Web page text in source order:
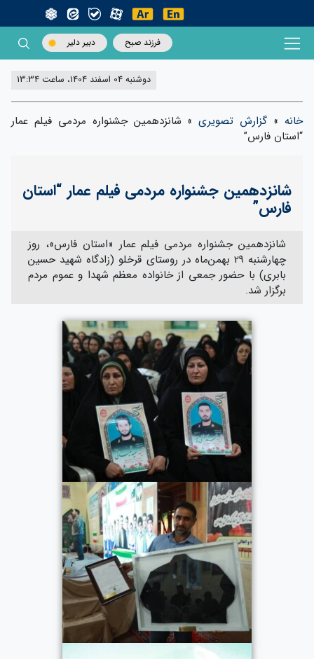
فرزند صبح دبیر دلیر
دوشنبه 04 اسفند 1404، ساعت 13:34
خانه» گزارش تصویری» شانزدهمین جشنواره مردمی فیلم عمار
“استان فارس”
شانزدهمین جشنواره مردمی فیلم عمار “استان
فارس”
شانزدهمین جشنواره مردمی فیلم عمار «استان فارس»، روز
چهارشنبه 29 بهمن‌ماه در روستای قرخلو (زادگاه شهید حسین
بابری) با حضور جمعی از خانواده معظم شهدا و عموم مردم
برگزار شد.